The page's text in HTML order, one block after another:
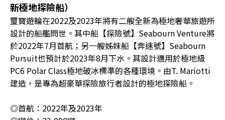
新極地探險船）
璽寶遊輪在2022及2023年將有二艘全新為極地奢華旅遊所
設計的船艦問世。其中船【探險號】Seabourn Venture將
於2022年7月首航；另一艘姊妹船【奔速號】Seabourn
Pursuit也預計於2023年8月下水。其設計適用於極地級
PC6 Polar Class極地破冰標準的各種環境。由T. Mariotti
建造，是專為超豪華探險旅行者設計的極地探險船。
◎首航：2022年及2023年